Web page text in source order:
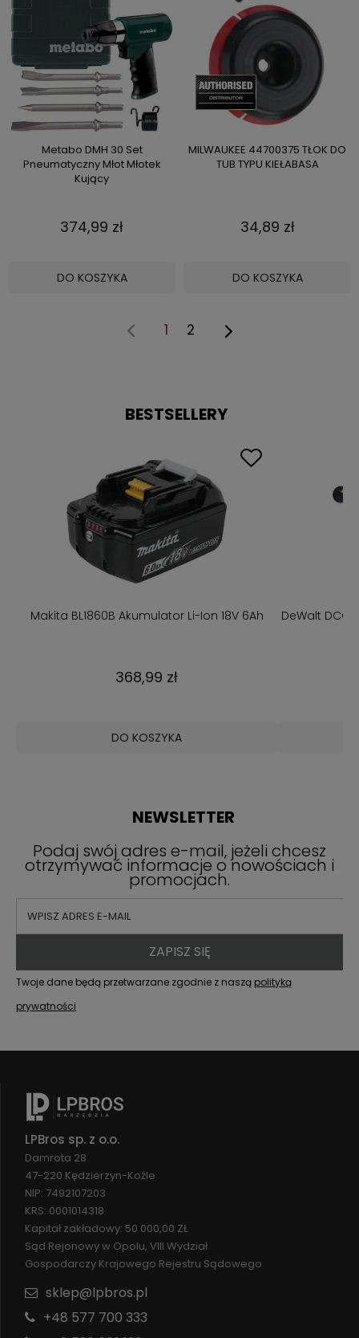
Metabo DMH 30 Set
Pneumatyczny Młot Młotek
Kujący
374,99 zł
DO KOSZYKA
MILWAUKEE 44700375 TŁOK DO
TUB TYPU KIEŁABASA
34,89 zł
DO KOSZYKA
1 2
BESTSELLERY
Makita BL1860B Akumulator Li-Ion 18V 6Ah
368,99 zł
DO KOSZYKA
DeWalt
NEWSLETTER
Podaj swój adres e-mail, jeżeli chcesz
otrzymywać informacje o nowościach i
promocjach.
ZAPISZ SIĘ
Twoje dane będą przetwarzane zgodnie z naszą polityką
prywatności
LPBros sp. z o.o.
Damrota 28
47-220 Kędzierzyn-Koźle
NIP: 7492107203
KRS: 0001014318
Kapitał zakładowy: 50 000,00 ZŁ
Sąd Rejonowy w Opolu, VIII Wydział
Gospodarczy Krajowego Rejestru Sądowego
sklep@lpbros.pl
+48 577 700 333